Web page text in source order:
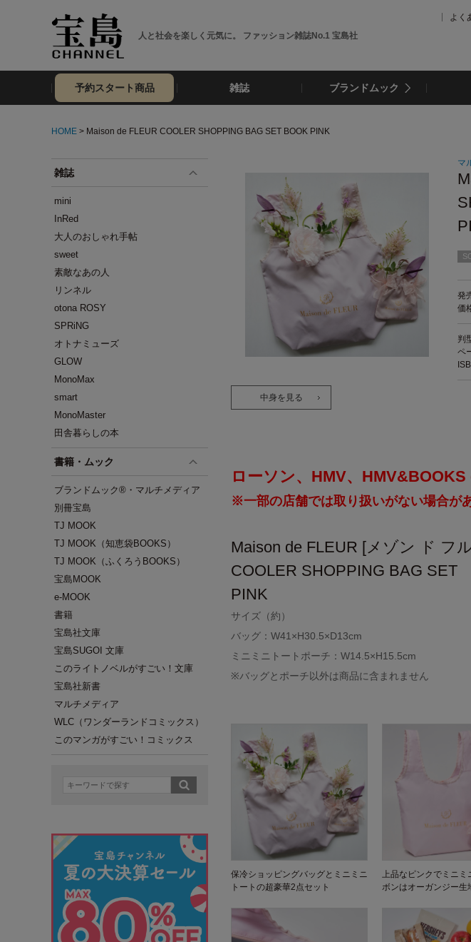
人と社会を楽しく元気に。 ファッション雑誌No.1 宝島社
よく
予約スタート商品 雑誌 ブランドムック
HOME > Maison de FLEUR COOLER SHOPPING BAG SET BOOK PINK
雑誌
mini
InRed
大人のおしゃれ手帖
sweet
素敵なあの人
リンネル
otona ROSY
SPRiNG
オトナミューズ
GLOW
MonoMax
smart
MonoMaster
田舎暮らしの本
書籍・ムック
ブランドムック®・マルチメディア
別冊宝島
TJ MOOK
TJ MOOK（知恵袋BOOKS）
TJ MOOK（ふくろうBOOKS）
宝島MOOK
e-MOOK
書籍
宝島社文庫
宝島SUGOI 文庫
このライトノベルがすごい！文庫
宝島社新書
マルチメディア
WLC（ワンダーランドコミックス）
このマンガがすごい！コミックス
中身を見る
マ
発
価
判
ペ
ローソン、HMV、
※一部の店舗では取り扱いがない場合が
Maison de FLEUR [メゾン ド フ
COOLER SHOPPING BAG SET
PINK
サイズ（約）
バッグ：W41×H30.5×D13cm
ミニミニトートポーチ：W14.5×H15.5cm
※バッグとポーチ以外は商品に含まれません
保冷ショッピングバッグとミニミニ
トートの超豪華2点セット
上品なピンクでミニミ
ボンはオーガンジー生